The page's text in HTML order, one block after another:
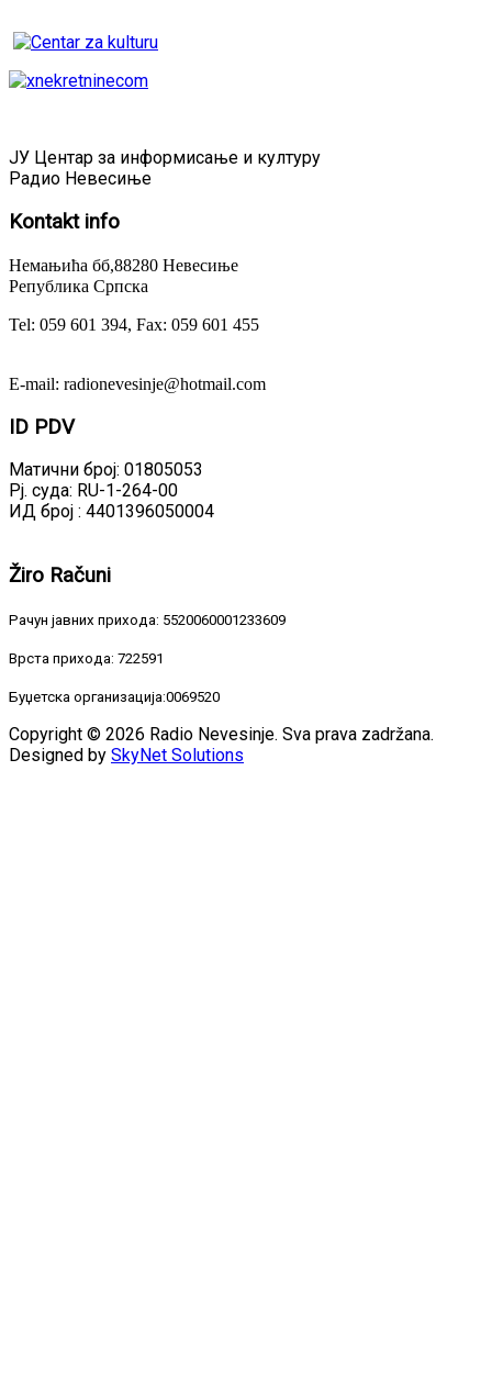
ЈУ Центар за информисање и културу
Радио Невесиње
Kontaktinfo
Немањића бб,88280 Невесиње
Република Српска
Tel: 059 601 394, Fax: 059 601 455
E-mail: radionevesinje@hotmail.com
ID PDV
Матични број: 01805053
Рј. суда: RU-1-264-00
ИД број : 4401396050004
Žiro Računi
Рачун јавних прихода: 5520060001233609
Врста прихода: 722591
Буџетска организација:0069520
Copyright © 2026 Radio Nevesinje. Sva prava zadržana.
Designed by SkyNet Solutions